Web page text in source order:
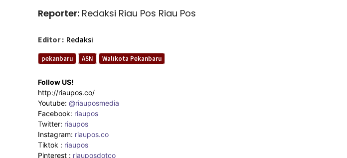
Reporter: Redaksi Riau Pos Riau Pos
Editor : Redaksi
pekanbaru ASN Walikota Pekanbaru
Follow US!
http://riaupos.co/
Youtube: @riauposmedia
Facebook: riaupos
Twitter: riaupos
Instagram: riaupos.co
Tiktok : riaupos
Pinterest : riauposdotco